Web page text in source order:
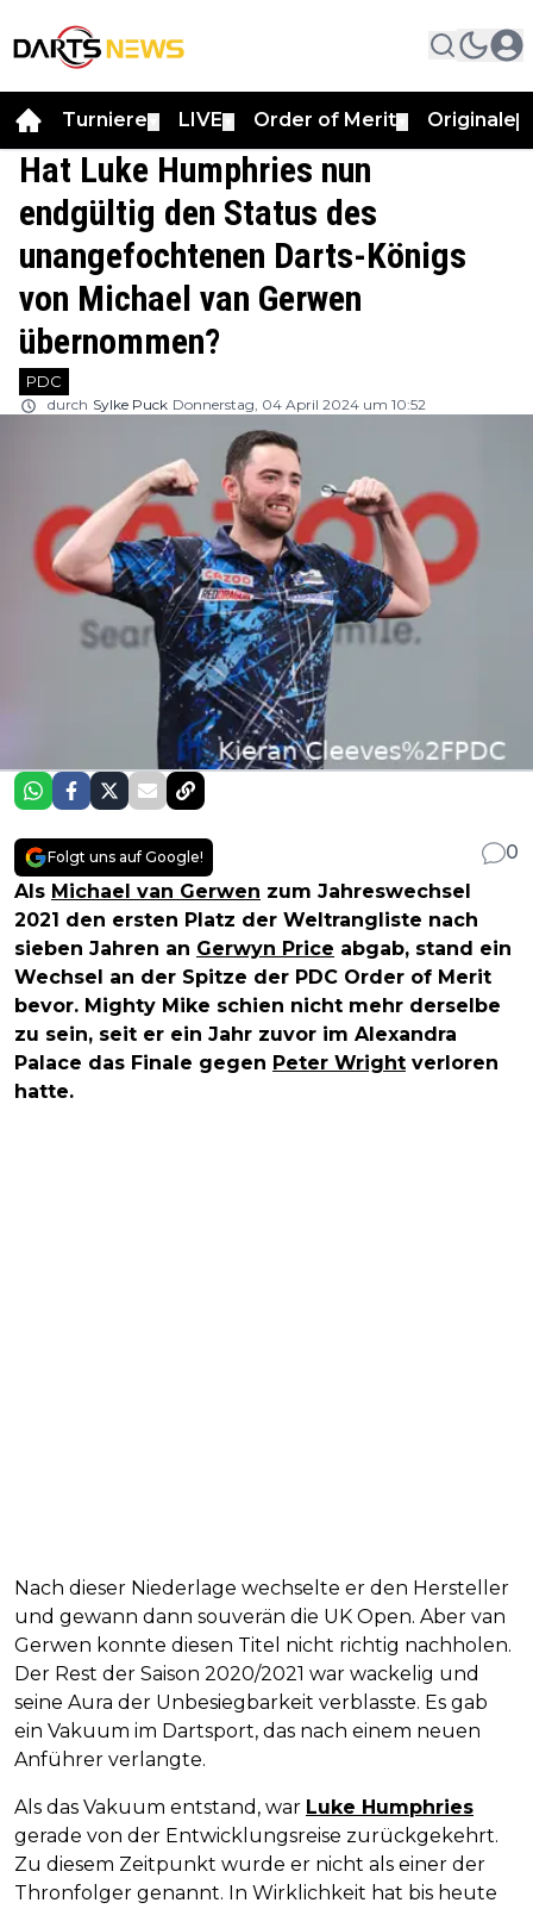
Turniere LIVE Order of Merit Originale
Hat Luke Humphries nun
endgültig den Status des
unangefochtenen Darts-Königs
von Michael van Gerwen
übernommen?
PDC
durch Sylke Puck Donnerstag, 04 April 2024 um 10:52
Folgt uns auf Google!
0
Als Michael van Gerwen zum Jahreswechsel
2021 den ersten Platz der Weltrangliste nach
sieben Jahren an Gerwyn Price abgab, stand ein
Wechsel an der Spitze der PDC Order of Merit
bevor. Mighty Mike schien nicht mehr derselbe
zu sein, seit er ein Jahr zuvor im Alexandra
Palace das Finale gegen Peter Wright verloren
hatte.
Nach dieser Niederlage wechselte er den Hersteller
und gewann dann souverän die UK Open. Aber van
Gerwen konnte diesen Titel nicht richtig nachholen.
Der Rest der Saison 2020/2021 war wackelig und
seine Aura der Unbesiegbarkeit verblasste. Es gab
ein Vakuum im Dartsport, das nach einem neuen
Anführer verlangte.
Als das Vakuum entstand, war Luke Humphries
gerade von der Entwicklungsreise zurückgekehrt.
Zu diesem Zeitpunkt wurde er nicht als einer der
Thronfolger genannt. In Wirklichkeit hat bis heute